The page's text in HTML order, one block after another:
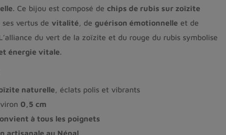
. Ce bijou est composé de chips de rubis sur zoïzite
ses vertus de vitalité , de guérison émotionnelle et de
du vert de la zoïzite et du rouge du rubis symbolise
énergie vitale.
naturelle , éclats polis et vibrants
0,5 cm
à tous les poignets
artisanale au Népal